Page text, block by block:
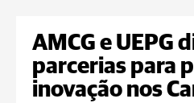
AMCG e UEPG
parcerias para
inovação nos